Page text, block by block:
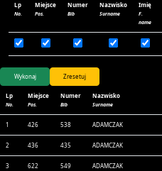
Lp
No.
Miejsce
Pos.
Numer
Bib
Nazwisko
Surname
Imię
F.
name
Lp
No.
Miejsce
Pos.
Numer
Bib
Nazwisko
Surname
1 426 538 ADAMCZAK
2 436 435 ADAMCZAK
3 622 549 ADAMCZAK